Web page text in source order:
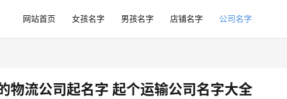
网站首页 女孩名字 男孩名字 店铺名字 公司名字
物流公司起名字 起个运输公司名字大全